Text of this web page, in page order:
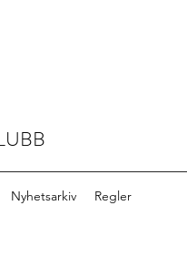
Nyhetsarkiv Regler